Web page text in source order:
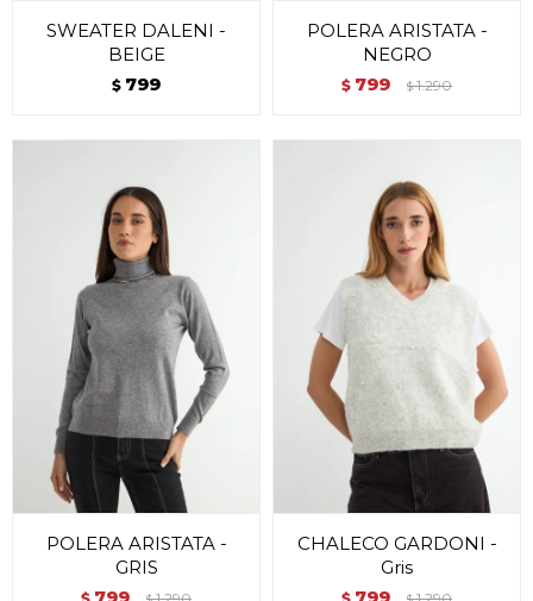
SWEATER DALENI -
BEIGE
$ 799
POLERA ARISTATA -
NEGRO
$ 799 $ 1.290
POLERA ARISTATA -
GRIS
$ 799 1.290
CHALECO GARDONI -
Gris
$ 799 1.290